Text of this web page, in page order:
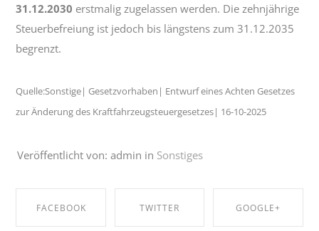
31.12.2030 erstmalig zugelassen werden. Die zehnjährige
Steuerbefreiung ist jedoch bis längstens zum 31.12.2035
begrenzt.
Quelle:Sonstige| Gesetzvorhaben| Entwurf eines Achten Gesetzes
zur Änderung des Kraftfahrzeugsteuergesetzes| 16-10-2025
Veröffentlicht von: admin in Sonstiges
FACEBOOK TWITTER GOOGLE+